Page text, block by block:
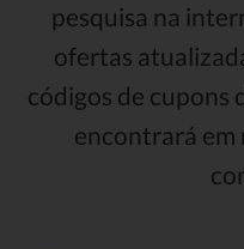
pesquisa na
ofertas
códigos de cupons
encontrará em